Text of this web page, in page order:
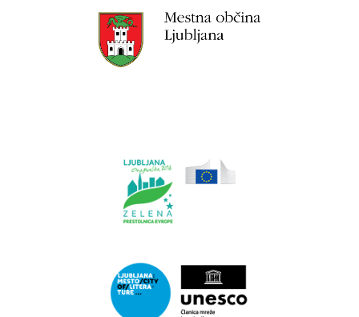
spletne
strani
Ljubljana.si